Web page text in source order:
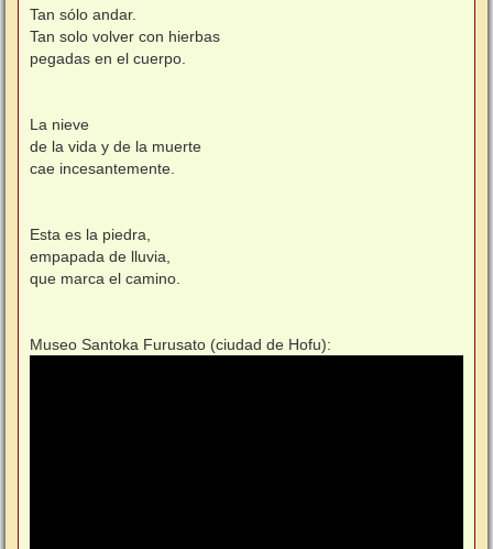
n
s
a
e
Tan sólo andar.
Tan solo volver con hierbas
pegadas en el cuerpo.
La nieve
de la vida y de la muerte
cae incesantemente.
Esta es la piedra,
empapada de lluvia,
que marca el camino.
Museo Santoka Furusato (ciudad de Hofu):